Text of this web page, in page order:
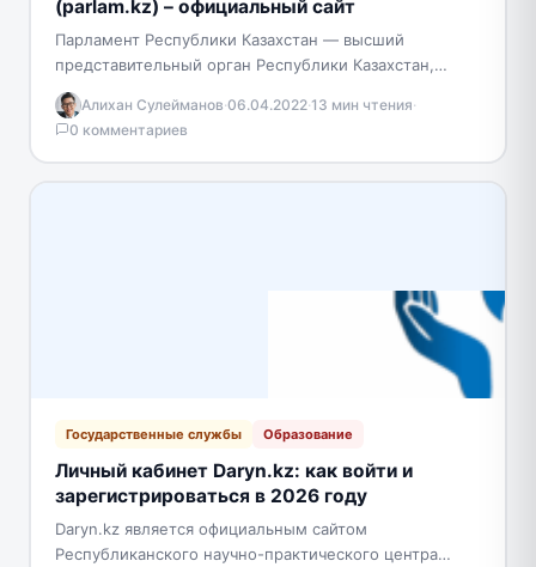
(parlam.kz) – официальный сайт
Парламент Республики Казахстан — высший
представительный орган Республики Казахстан,
осуществляющий законодательные функции.
Парламент состоит из двух Палат: Сената и
Мажилиса, действующих на…
Алихан Сулейманов·06.04.2022·13 мин чтения·
0 комментариев
Государственные службы Образование
Личный кабинет Daryn.kz: как войти и
зарегистрироваться в 2026 году
Daryn.kz является официальным сайтом
Республиканского научно-практического центра